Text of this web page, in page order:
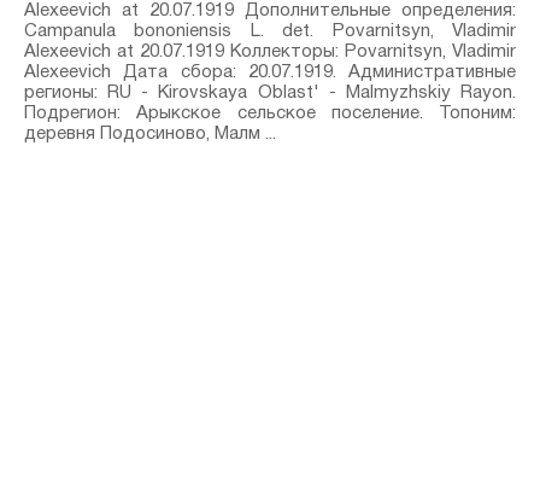
Alexeevich at 20.07.1919 Дополнительные определения:
Campanula bononiensis L.⁣ det. Povarnitsyn, Vladimir
Alexeevich at 20.07.1919 Коллекторы: Povarnitsyn, Vladimir
Alexeevich Дата сбора: 20.07.1919. Административные
регионы: RU - Kirovskaya Oblast' - Malmyzhskiy Rayon.
Подрегион: Арыкское сельское поселение. Топоним:
деревня Подосиново, Малм ...